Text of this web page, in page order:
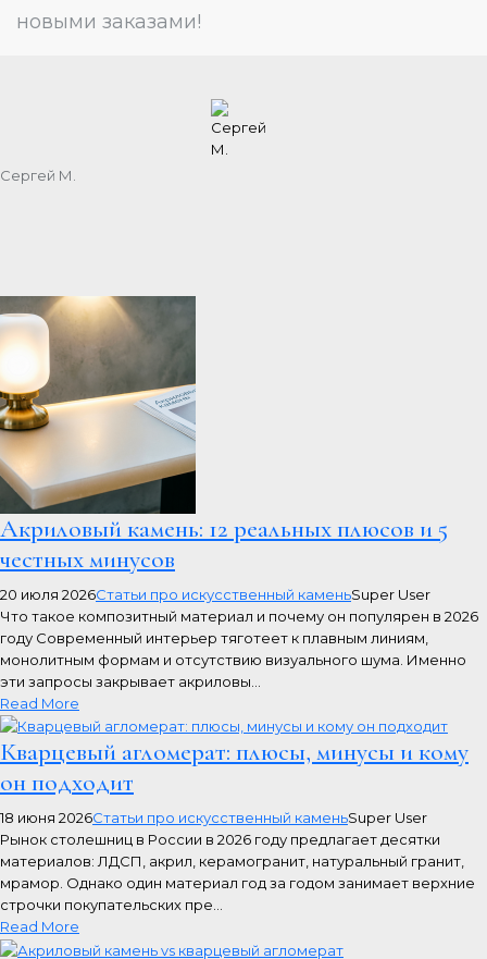
новыми заказами!
Сергей М.
Акриловый камень: 12 реальных плюсов и 5
честных минусов
20 июля 2026Статьи про искусственный каменьSuper User
Что такое композитный материал и почему он популярен в 2026
году Современный интерьер тяготеет к плавным линиям,
монолитным формам и отсутствию визуального шума. Именно
эти запросы закрывает акриловы...
Read More
Кварцевый агломерат: плюсы, минусы и кому
он подходит
18 июня 2026Статьи про искусственный каменьSuper User
Рынок столешниц в России в 2026 году предлагает десятки
материалов: ЛДСП, акрил, керамогранит, натуральный гранит,
мрамор. Однако один материал год за годом занимает верхние
строчки покупательских пре...
Read More